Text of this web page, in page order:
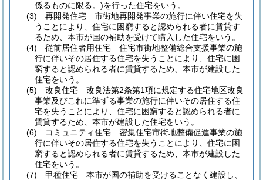
係るものに限る。)を行った住宅をいう。
(3)
再開発住宅 市街地再開発事業の施行に伴い住宅を失
うことにより、住宅に困窮すると認められる者に賃貸す
るため、本市が国の補助を受けて購入した住宅をいう。
(4)
従前居住者用住宅 住宅市街地整備総合支援事業の施
行に伴いその居住する住宅を失うことにより、住宅に困
窮すると認められる者に賃貸するため、本市が建設した
住宅をいう。
(5)
改良住宅 改良法第2条第1項に規定する住宅地区改良
事業及びこれに準ずる事業の施行に伴いその居住する住
宅を失うことにより、住宅に困窮すると認められる者に
賃貸するため、本市が建設した住宅をいう。
(6)
コミュニティ住宅 密集住宅市街地整備促進事業の施
行に伴いその居住する住宅を失うことにより、住宅に困
窮すると認められる者に賃貸するため、本市が建設した
住宅をいう。
(7)
甲種住宅 本市が国の補助を受けることなく建設し、